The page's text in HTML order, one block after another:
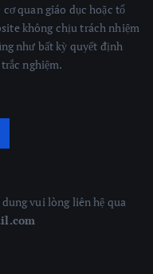
quan giáo dục hoặc tổ
không chịu trách nhiệm
như bất kỳ quyết định
nghiệm.
vui lòng liên hệ qua